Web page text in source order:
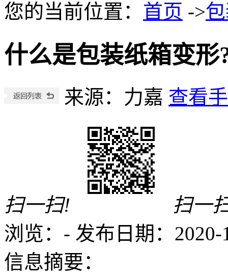
您的当前位置： 首页 ->
什么是包装纸箱变
来源：力嘉 查看
扫一扫!
扫一
浏览： - 发布日期：2020-
信息摘要：